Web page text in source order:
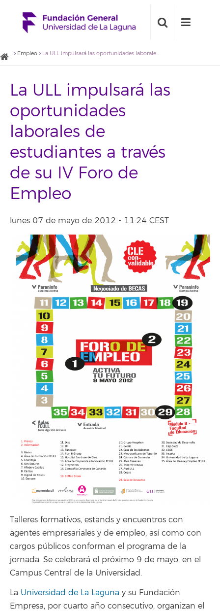
Empleo La ULL impulsará las oportunidades laborales de estudiantes a través de su IV Foro de Empleo
La ULL impulsará las
oportunidades
laborales de
estudiantes a través
de su IV Foro de
Empleo
lunes 07 de mayo de 2012 - 11:24 CEST
Talleres formativos, estands y encuentros con
agentes empresariales y de empleo, así como con
cargos públicos conforman el programa de la
jornada. Se celebrará el próximo 9 de mayo, en el
Campus Central de la Universidad.
La Universidad de La Laguna y su Fundación
Empresa, por cuarto año consecutivo, organizan el